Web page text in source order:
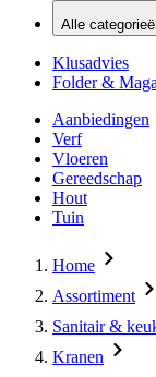
Alle
Klusadvies
Folder &
Aanbiedingen
Verf
Vloeren
Gereedschap
Hout
Tuin
Home
Assortiment
Sanitair &
Kranen